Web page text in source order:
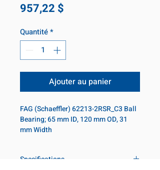
957,22 $
Quantité*
Ajouter au panier
FAG (Schaeffler) 62213-2RSR_C3 Ball
Bearing; 65 mm ID, 120 mm OD, 31
mm Width
Specifications